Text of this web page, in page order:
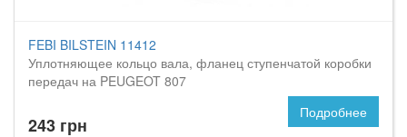
FEBI BILSTEIN 11412
Уплотняющее кольцо вала, фланец ступенчатой коробки
передач на PEUGEOT 807
243 грн
Подробнее